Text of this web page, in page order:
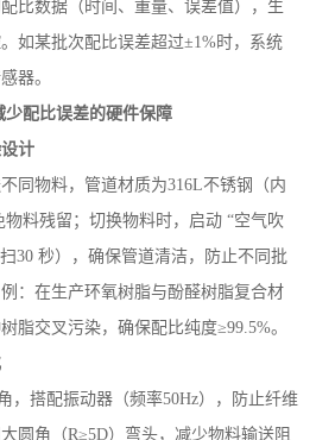
比数据（时间、重量、误差值），生
如某批次配比误差超过±1%时，系统
器。
少配比误差的硬件保障
计
同物料，管道材质为316L不锈钢（内
物料残留；切换物料时，启动 “空气吹
30 秒），确保管道清洁，防止不同批
：在生产环氧树脂与酚醛树脂复合材
脂交叉污染，确保配比纯度≥99.5%。
，搭配振动器（频率50Hz），防止纤维
圆角（R≥5D）弯头，减少物料输送阻